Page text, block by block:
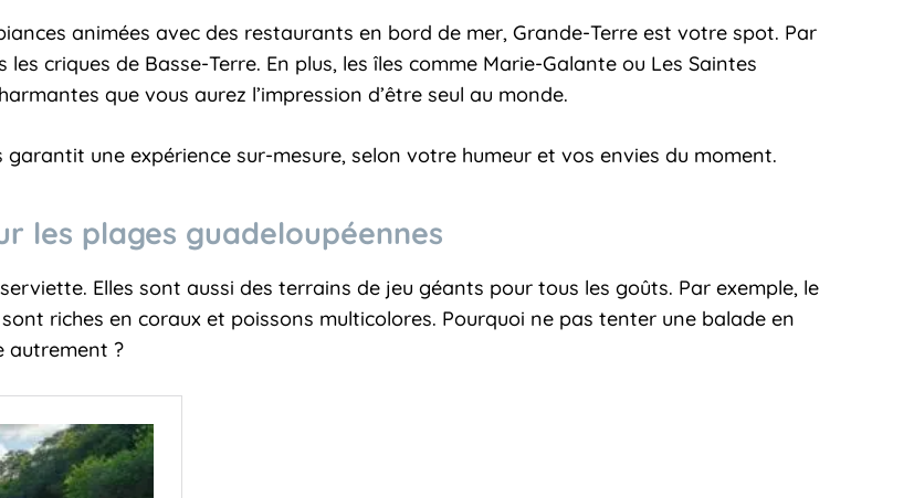
animées avec des restaurants en bord de mer, Grande-Terre est votre spot. Par
criques de Basse-Terre. En plus, les îles comme Marie-Galante ou Les Saintes
que vous aurez l’impression d’être seul au monde.
une expérience sur-mesure, selon votre humeur et vos envies du moment.
les plages guadeloupéennes
Elles sont aussi des terrains de jeu géants pour tous les goûts. Par exemple, le
riches en coraux et poissons multicolores. Pourquoi ne pas tenter une balade en
autrement ?